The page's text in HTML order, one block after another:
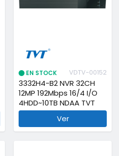
EN STOCK VDTV-00152
3332H4-B2 NVR 32CH
12MP 192Mbps 16/4 I/O
4HDD~10TB NDAA TVT
Ver